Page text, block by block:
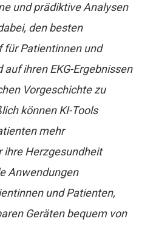
und prädiktive Analysen
den besten
für Patientinnen und
ihren EKG-Ergebnissen
Vorgeschichte zu
können KI-Tools
mehr
ihre Herzgesundheit
Anwendungen
und Patienten,
Geräten bequem von